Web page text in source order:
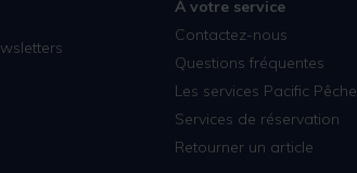
À votre service
Contactez-nous
Questions fréquentes
Les services Pacific Pêche
Services de réservation
Retourner un article